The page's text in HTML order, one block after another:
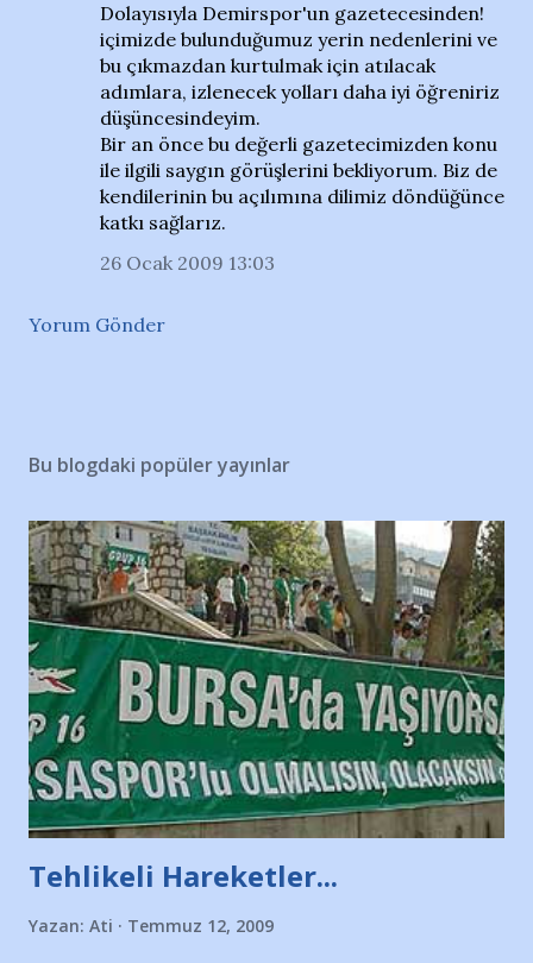
Dolayısıyla Demirspor'un gazetecesinden!
içimizde bulunduğumuz yerin nedenlerini ve
bu çıkmazdan kurtulmak için atılacak
adımlara, izlenecek yolları daha iyi öğreniriz
düşüncesindeyim.
Bir an önce bu değerli gazetecimizden konu
ile ilgili saygın görüşlerini bekliyorum. Biz de
kendilerinin bu açılımına dilimiz döndüğünce
katkı sağlarız.
26 Ocak 2009 13:03
Yorum Gönder
Bu blogdaki popüler yayınlar
Tehlikeli Hareketler...
Yazan: Ati Temmuz 12, 2009